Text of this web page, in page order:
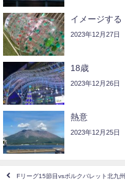
イメージする
2023年12月27日
18歳
2023年12月26日
熱意
2023年12月25日
Fリーグ15節目vsボルクバレット北九州